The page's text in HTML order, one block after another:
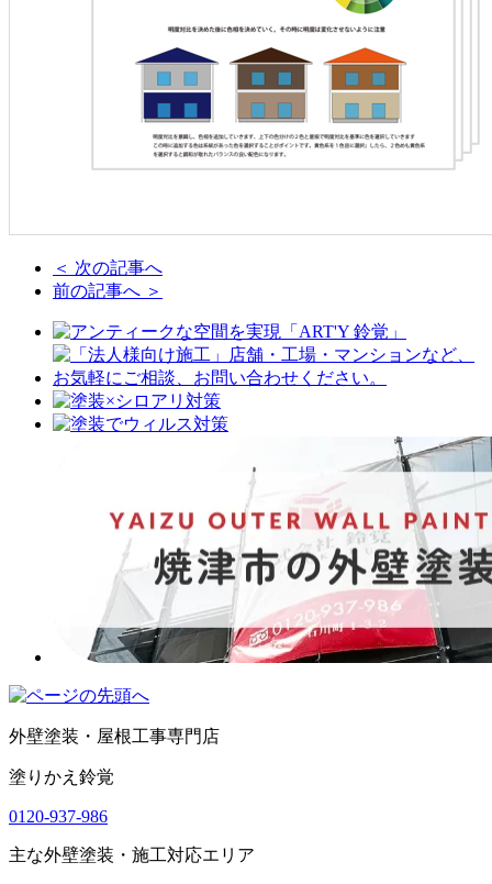
＜ 次の記事へ
前の記事へ ＞
外壁塗装・屋根工事専門店
塗りかえ鈴覚
0120-937-986
主な外壁塗装・施工対応エリア